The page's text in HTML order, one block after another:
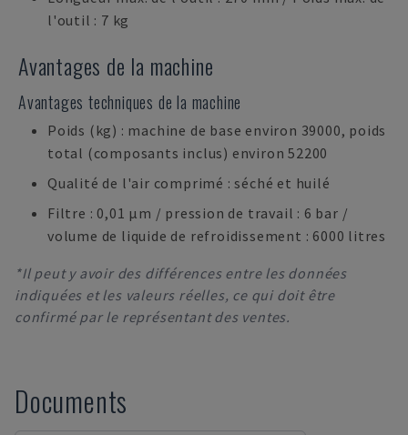
l'outil : 7 kg
Avantages de la machine
Avantages techniques de la machine
Poids (kg) : machine de base environ 39000, poids
total (composants inclus) environ 52200
Qualité de l'air comprimé : séché et huilé
Filtre : 0,01 µm / pression de travail : 6 bar /
volume de liquide de refroidissement : 6000 litres
*Il peut y avoir des différences entre les données
indiquées et les valeurs réelles, ce qui doit être
confirmé par le représentant des ventes.
Documents